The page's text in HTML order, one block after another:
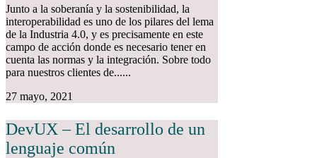
Junto a la soberanía y la sostenibilidad, la
interoperabilidad es uno de los pilares del lema
de la Industria 4.0, y es precisamente en este
campo de acción donde es necesario tener en
cuenta las normas y la integración. Sobre todo
para nuestros clientes de......
27 mayo, 2021
DevUX – El desarrollo de un
lenguaje común